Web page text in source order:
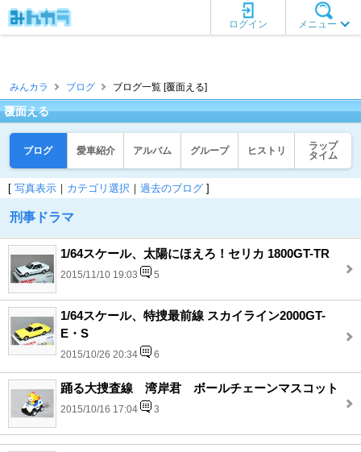
メニュー
ログイン
みんカラ ブログ ブログ一覧 [覆面える]
覆面える
ブログ 愛車紹介 アルバム グループ ヒストリ
ラップ
タイム
[ 写真表示 ｜ カテゴリ選択 ｜ 過去のブログ ]
刑事ドラマ
1/64スケール、太陽にほえろ！セリカ 1800GT-TR
2015/11/10 19:03 5
1/64スケール、特捜最前線 スカイライン2000GT-
E・S
2015/10/26 20:34 6
踊る大捜査線 湾岸君 ボールチェーンマスコット
2015/10/16 17:04 3